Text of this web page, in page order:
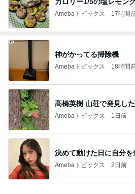
Amebaトピックス 17時間
神がかってる掃除機
Amebaトピックス 18時間
高橋英樹 山荘で発見し
Amebaトピックス 1日前
決めて動けた日に自分を
Amebaトピックス 2日前